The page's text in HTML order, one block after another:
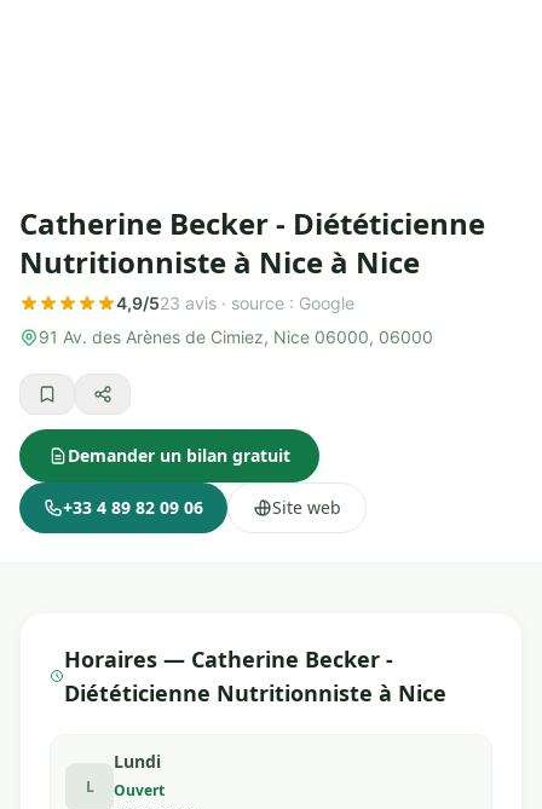
Catherine Becker - Diététicienne
Nutritionniste à Nice à Nice
4,9/523 avis · source : Google
91 Av. des Arènes de Cimiez, Nice 06000, 06000
Demander un bilan gratuit
+33 4 89 82 09 06 Site web
Horaires — Catherine Becker -
Diététicienne Nutritionniste à Nice
L
Lundi
Ouvert